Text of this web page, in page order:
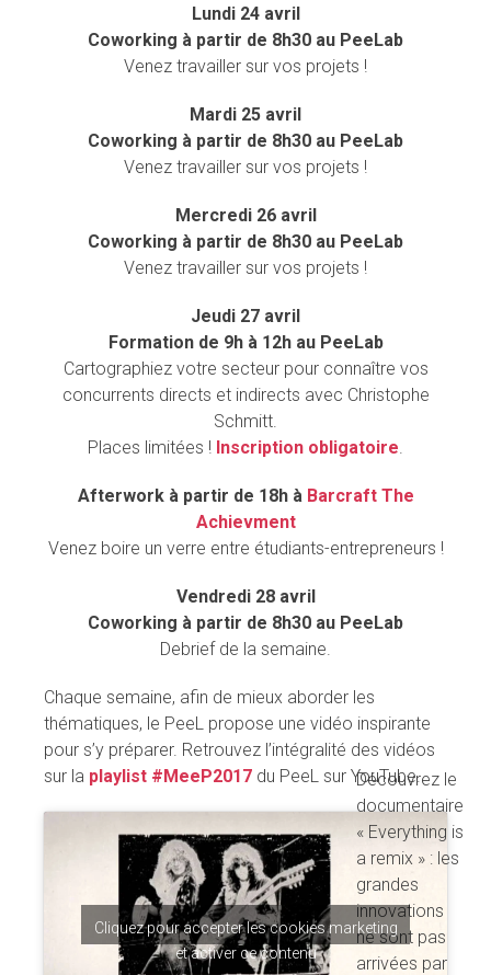
Lundi 24 avril
Coworking à partir de 8h30 au PeeLab
Venez travailler sur vos projets !
Mardi 25 avril
Coworking à partir de 8h30 au PeeLab
Venez travailler sur vos projets !
Mercredi 26 avril
Coworking à partir de 8h30 au PeeLab
Venez travailler sur vos projets !
Jeudi 27 avril
Formation de 9h à 12h au PeeLab
Cartographiez votre secteur pour connaître vos
concurrents directs et indirects avec Christophe
Schmitt.
Places limitées ! Inscription obligatoire
Afterwork à partir de 18h à Barcraft The
Achievment
Venez boire un verre entre étudiants-entrepreneurs !
Vendredi 28 avril
Coworking à partir de 8h30 au PeeLab
Debrief de la semaine.
Chaque semaine, afin de mieux aborder les
thématiques, le PeeL propose une vidéo inspirante
pour s’y préparer. Retrouvez l’intégralité des vidéos
sur la playlist #MeeP2017 du PeeL sur YouTube.
Découvrez le
documentaire
« Everything is
a remix » : les
grandes
innovations
ne sont pas
arrivées par
Cliquez pour accepter les cookies marketing
et activer ce contenu